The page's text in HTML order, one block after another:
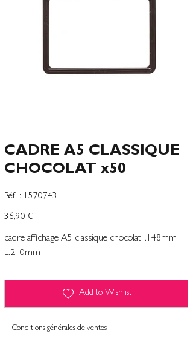
CADRE A5 CLASSIQUE
CHOCOLAT x50
Réf. :
SKU
1570743
1570743
Preço
36,90 €
cadre affichage A5 classique chocolat l.148mm
L.210mm
Add to Wishlist
Conditions générales de ventes